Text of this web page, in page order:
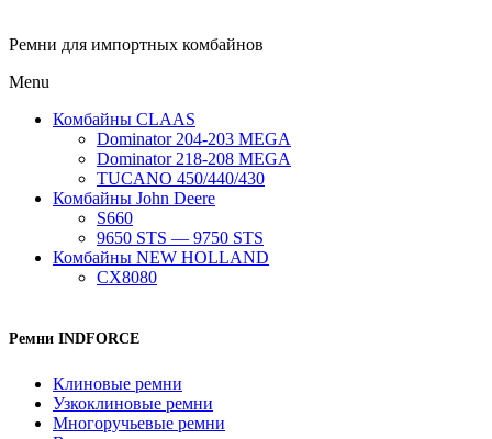
Ремни для импортных комбайнов
Menu
Комбайны CLAAS
Dominator 204-203 MEGA
Dominator 218-208 MEGA
TUCANO 450/440/430
Комбайны John Deere
S660
9650 STS — 9750 STS
Комбайны NEW HOLLAND
CX8080
Ремни INDFORCE
Клиновые ремни
Узкоклиновые ремни
Многоручьевые ремни